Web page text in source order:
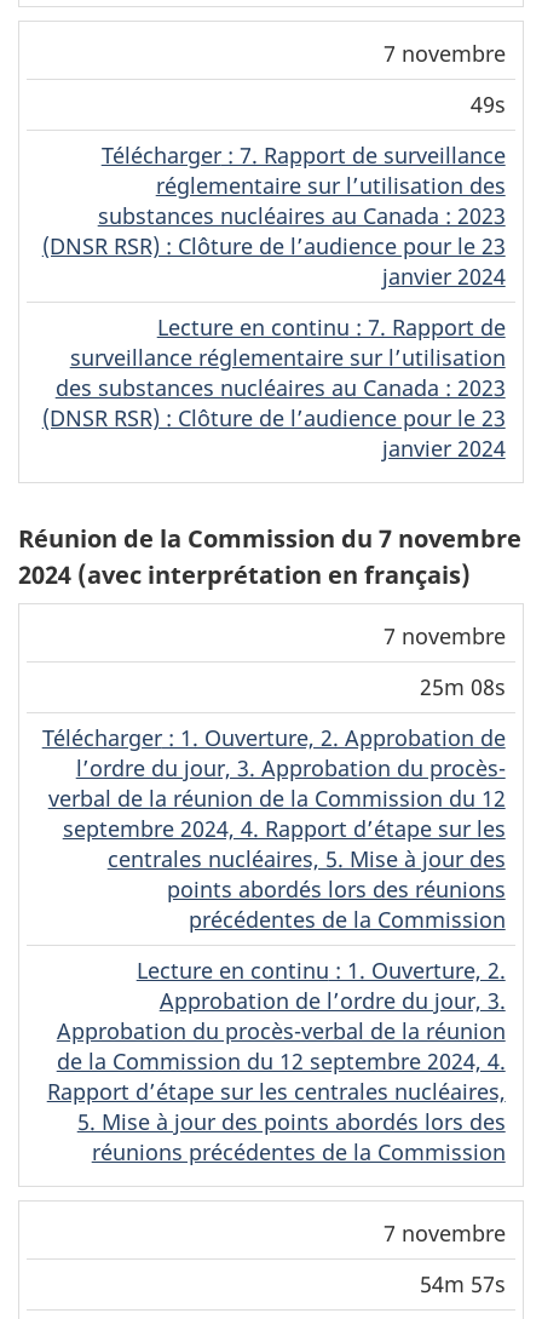
7 novembre
49s
Télécharger(Original)
: 7. Rapport de surveillance
réglementaire sur l’utilisation des
substances nucléaires au Canada : 2023
(DNSR RSR) : Clôture de l’audience pour le 23
janvier 2024
Lecture en continu (Original)
: 7. Rapport de
surveillance réglementaire sur l’utilisation
des substances nucléaires au Canada : 2023
(DNSR RSR) : Clôture de l’audience pour le 23
janvier 2024
Réunion de la Commission du 7 novembre
2024 (avec interprétation en français)
Date
(MP4)
Lecture
en
continu
(MP4)
7 novembre
25m 08s
Télécharger(Français)
: 1. Ouverture, 2. Approbation de
l’ordre du jour, 3. Approbation du procès-
verbal de la réunion de la Commission du 12
septembre 2024, 4. Rapport d’étape sur les
centrales nucléaires, 5. Mise à jour des
points abordés lors des réunions
précédentes de la Commission
Lecture en continu (Français)
: 1. Ouverture, 2.
Approbation de l’ordre du jour, 3.
Approbation du procès-verbal de la réunion
de la Commission du 12 septembre 2024, 4.
Rapport d’étape sur les centrales nucléaires,
5. Mise à jour des points abordés lors des
réunions précédentes de la Commission
7 novembre
54m 57s